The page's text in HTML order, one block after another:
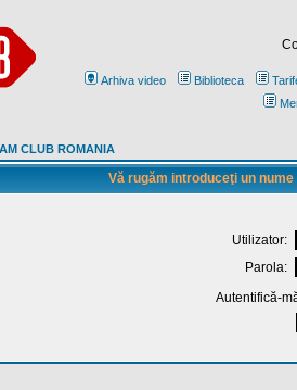
Arhiva video Biblioteca
CLUB ROMANIA
Vă rugăm introduceţi un
Utilizator:
Parola:
Autentifică-